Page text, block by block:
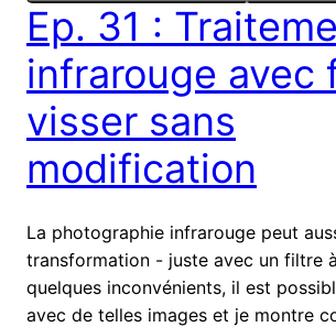
Ep. 31 :
infrarouge avec
visser sans
modification
La photographie infrarouge peut
transformation - juste avec un filtre
quelques inconvénients, il est
avec de telles images et je montre